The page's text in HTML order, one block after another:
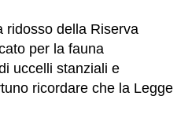
ridosso della Riserva
per la fauna
uccelli stanziali e
ricordare che la Legge